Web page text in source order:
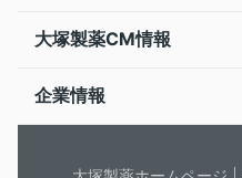
大塚製薬CM情報
企業情報